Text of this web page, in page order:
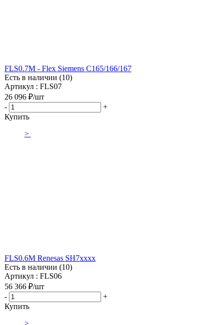
FLS0.7M - Flex Siemens C165/166/167
Есть в наличии (10)
Артикул : FLS07
26 096 ₽/шт
-
+
Купить
>
FLS0.6M Renesas SH7xxxx
Есть в наличии (10)
Артикул : FLS06
56 366 ₽/шт
-
+
Купить
>